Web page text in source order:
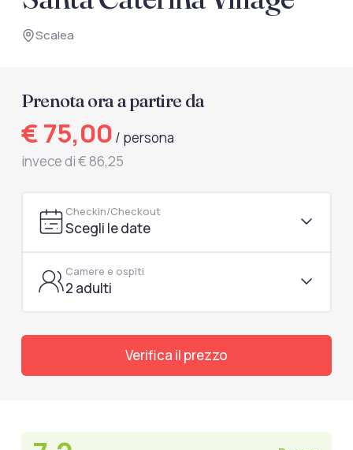
documenti di viaggio.
Scalea
Prenota ora a partire da
€ 75,00 / persona
invece di € 86,25
Checkin/Checkout
Scegli le date
Camere e ospiti
2 adulti
Verifica il prezzo